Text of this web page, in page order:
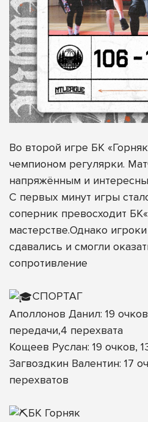
Во второй игре БК
чемпионом регулярки.
напряжённым и
С первых минут игры
соперник превосходит
мастерстве.Однако
сдавались и смогли
сопротивление
СПОРТАГ
Аполлонов Данил: 19
передачи,4 перехвата
Кощеев Руслан: 19 очков,
Загвоздкин Валентин: 17
перехватов
БК Горняк